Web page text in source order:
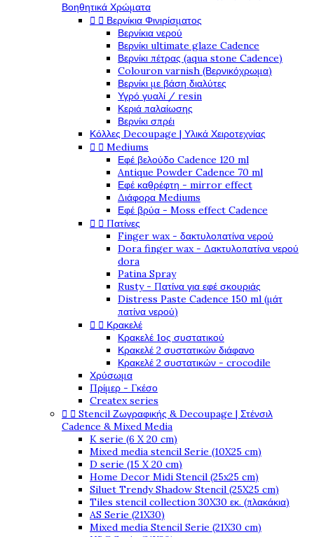
Βοηθητικά Χρώματα
  Βερνίκια Φινιρίσματος
Βερνίκια νερού
Βερνίκι ultimate glaze Cadence
Βερνίκι πέτρας (aqua stone Cadence)
Colouron varnish (Βερνικόχρωμα)
Βερνίκι με βάση διαλύτες
Υγρό γυαλί / resin
Κεριά παλαίωσης
Βερνίκι σπρέι
Κόλλες Decoupage | Υλικά Χειροτεχνίας
  Mediums
Εφέ βελούδο Cadence 120 ml
Antique Powder Cadence 70 ml
Εφέ καθρέφτη - mirror effect
Διάφορα Mediums
Εφέ βρύα - Moss effect Cadence
  Πατίνες
Finger wax - δακτυλοπατίνα νερού
Dora finger wax - Δακτυλοπατίνα νερού
dora
Patina Spray
Rusty - Πατίνα για εφέ σκουριάς
Distress Paste Cadence 150 ml (μάτ
πατίνα νερού)
  Κρακελέ
Κρακελέ 1ος συστατικού
Κρακελέ 2 συστατικών διάφανο
Κρακελέ 2 συστατικών - crocodile
Χρύσωμα
Πρίμερ - Γκέσο
Createx series
  Stencil Ζωγραφικής & Decoupage | Στένσιλ
Cadence & Mixed Media
K serie (6 X 20 cm)
Mixed media stencil Serie (10X25 cm)
D serie (15 X 20 cm)
Home Decor Midi Stencil (25x25 cm)
Siluet Trendy Shadow Stencil (25X25 cm)
Tiles stencil collection 30X30 εκ. (πλακάκια)
AS Serie (21X30)
Mixed media Stencil Serie (21X30 cm)